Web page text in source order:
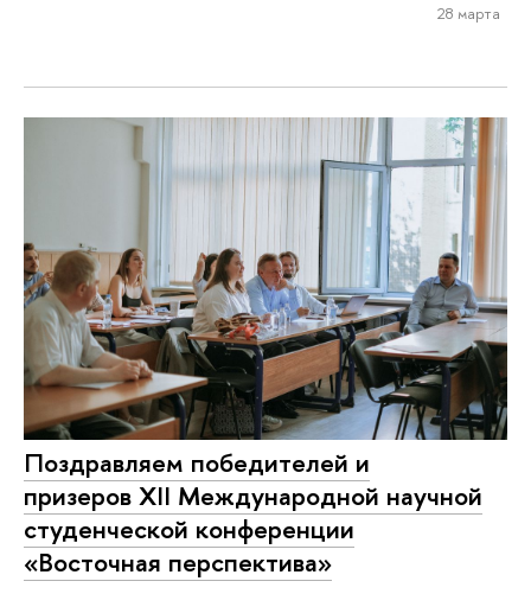
28 марта
Поздравляем победителей и
призеров XII Международной научной
студенческой конференции
«Восточная перспектива»